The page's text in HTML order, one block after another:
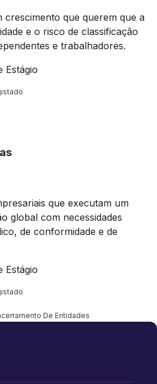
crescimento que querem que a
e o risco de classificação
e trabalhadores.
Estágio
que executam um
global com necessidades
de conformidade e de
Estágio
De Entidades